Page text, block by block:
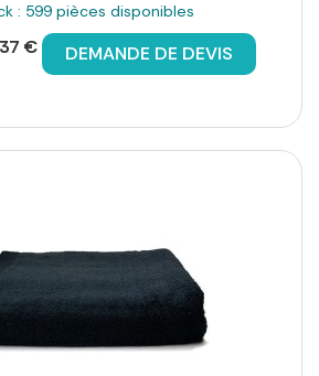
: 599 pièces disponibles
€ DEMANDE DE DEVIS